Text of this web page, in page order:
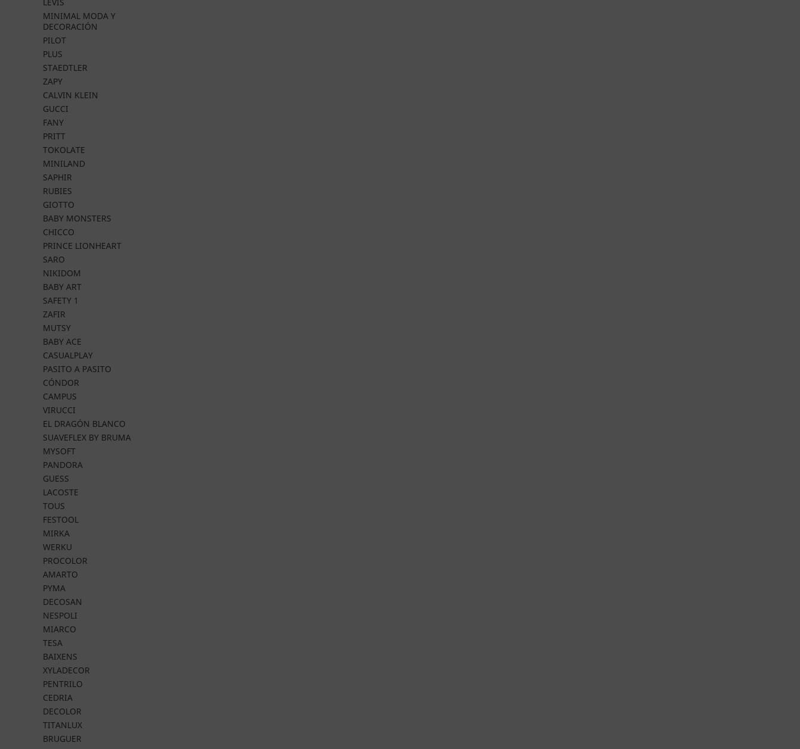
MINIMAL MODA Y
DECORACIÓN
PILOT
PLUS
STAEDTLER
ZAPY
CALVIN KLEIN
GUCCI
FANY
PRITT
TOKOLATE
MINILAND
SAPHIR
RUBIES
GIOTTO
BABY MONSTERS
CHICCO
PRINCE LIONHEART
SARO
NIKIDOM
BABY ART
SAFETY 1
ZAFIR
MUTSY
BABY ACE
CASUALPLAY
PASITO A PASITO
CÓNDOR
CAMPUS
VIRUCCI
EL DRAGÓN BLANCO
SUAVEFLEX BY BRUMA
MYSOFT
PANDORA
GUESS
LACOSTE
TOUS
FESTOOL
MIRKA
WERKU
PROCOLOR
AMARTO
PYMA
DECOSAN
NESPOLI
MIARCO
TESA
BAIXENS
XYLADECOR
PENTRILO
CEDRIA
DECOLOR
TITANLUX
BRUGUER